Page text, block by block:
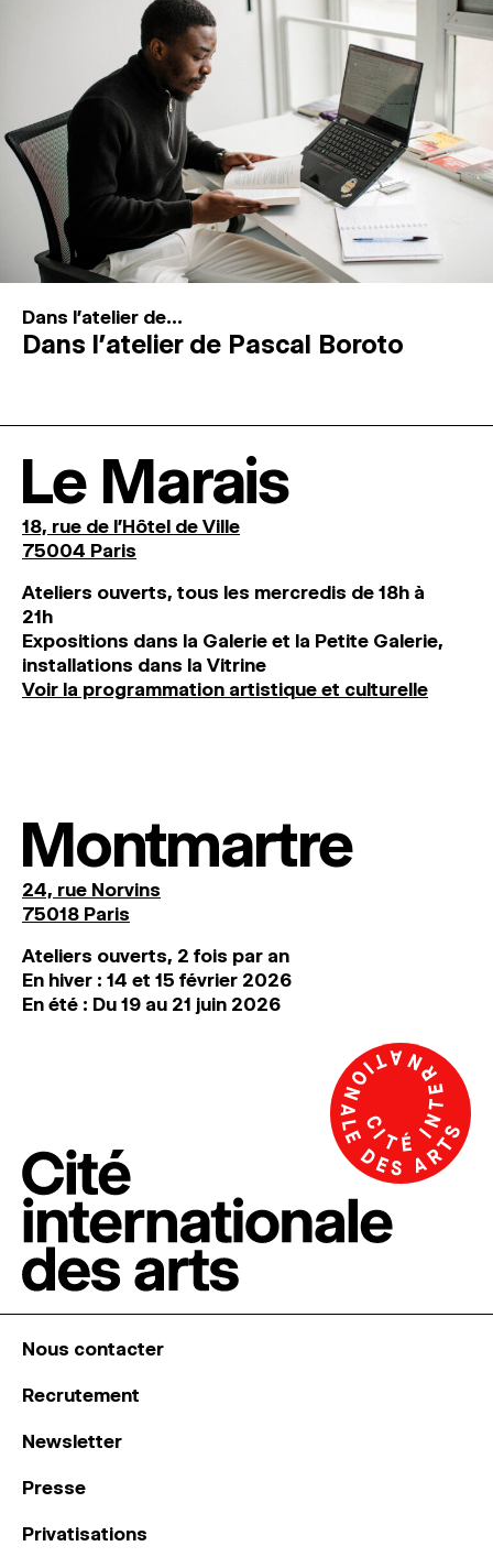
Dans l'atelier de...
Dans l’atelier de Pascal Boroto
Le Marais
18, rue de l'Hôtel de Ville
75004 Paris
Ateliers ouverts, tous les mercredis de 18h à
21h
Expositions dans la Galerie et la Petite Galerie,
installations dans la Vitrine
Voir la programmation artistique et culturelle
Montmartre
24, rue Norvins
75018 Paris
Ateliers ouverts, 2 fois par an
En hiver : 14 et 15 février 2026
En été : Du 19 au 21 juin 2026
Nous contacter
Recrutement
Newsletter
Presse
Privatisations